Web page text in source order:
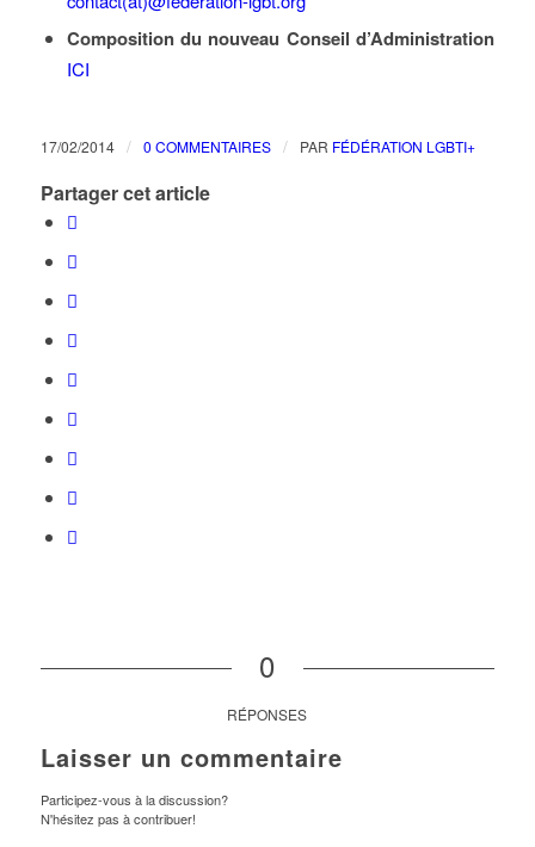
Composition du nouveau Conseil d’Administration
ICI
17/02/2014 / 0 COMMENTAIRES / PAR FÉDÉRATION LGBTI+
Partager cet article
0
RÉPONSES
Laisser un commentaire
Participez-vous à la discussion?
N'hésitez pas à contribuer!